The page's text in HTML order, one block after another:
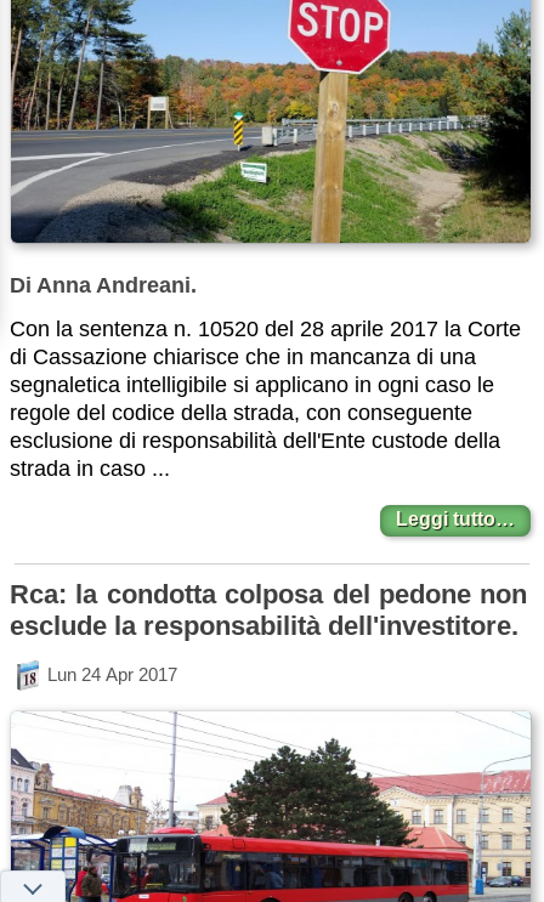
Di Anna Andreani.
Con la sentenza n. 10520 del 28 aprile 2017 la Corte
di Cassazione chiarisce che in mancanza di una
segnaletica intelligibile si applicano in ogni caso le
regole del codice della strada, con conseguente
esclusione di responsabilità dell'Ente custode della
strada in caso ...
Leggi tutto…
Rca: la condotta colposa del pedone non
esclude la responsabilità dell'investitore.
Lun 24 Apr 2017